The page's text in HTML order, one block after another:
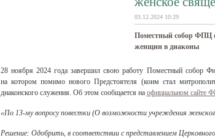
03.12.2024 10:29
Поместный собор ФПЦ
женщин в диаконы
28 ноября 2024 года завершил свою работу Поместный собор
на котором помимо нового Предстоятеля (коим стал
диаконского служения. Об этом сообщается на официальном сайте
«По 13-му вопросу повестки (О возможности учреждения
Решение: Одобрить, в соответствии с представлением Церковного